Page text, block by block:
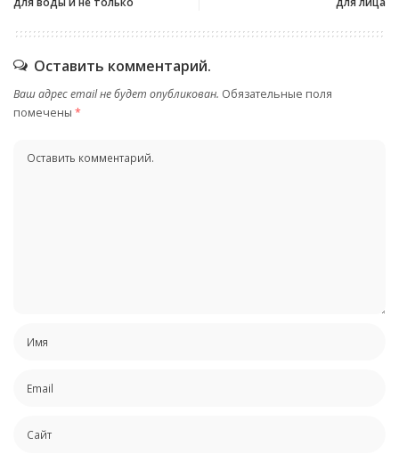
Оставить комментарий.
Ваш адрес email не будет опубликован. Обязательные поля
помечены *